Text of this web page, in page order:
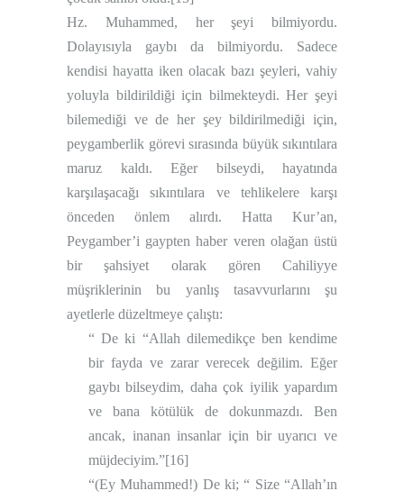
Hz. Muhammed, her şeyi bilmiyordu.
Dolayısıyla gaybı da bilmiyordu. Sadece
kendisi hayatta iken olacak bazı şeyleri, vahiy
yoluyla bildirildiği için bilmekteydi. Her şeyi
bilemediği ve de her şey bildirilmediği için,
peygamberlik görevi sırasında büyük sıkıntılara
maruz kaldı. Eğer bilseydi, hayatında
karşılaşacağı sıkıntılara ve tehlikelere karşı
önceden önlem alırdı. Hatta Kur’an,
Peygamber’i gaypten haber veren olağan üstü
bir şahsiyet olarak gören Cahiliyye
müşriklerinin bu yanlış tasavvurlarını şu
ayetlerle düzeltmeye çalıştı:
“ De ki “Allah dilemedikçe ben kendime
bir fayda ve zarar verecek değilim. Eğer
gaybı bilseydim, daha çok iyilik yapardım
ve bana kötülük de dokunmazdı. Ben
ancak, inanan insanlar için bir uyarıcı ve
müjdeciyim.”[16]
“(Ey Muhammed!) De ki; “ Size “Allah’ın